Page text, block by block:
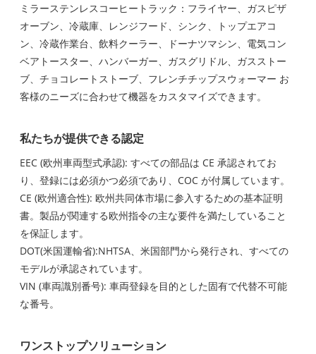
ミラーステンレスコーヒートラック：フライヤー、ガスピザ
オーブン、冷蔵庫、レンジフード、シンク、トップエアコ
ン、冷蔵作業台、飲料クーラー、ドーナツマシン、電気コン
ベアトースター、ハンバーガー、ガスグリドル、ガスストー
ブ、チョコレートストーブ、フレンチチップスウォーマー お
客様のニーズに合わせて機器をカスタマイズできます。
私たちが提供できる認定
EEC (欧州車両型式承認): すべての部品は CE 承認されてお
り、登録には必須かつ必須であり、COC が付属しています。
CE (欧州適合性): 欧州共同体市場に参入するための基本証明
書。製品が関連する欧州指令の主な要件を満たしていること
を保証します。
DOT(米国運輸省):NHTSA、米国部門から発行され、すべての
モデルが承認されています。
VIN (車両識別番号): 車両登録を目的とした固有で代替不可能
な番号。
ワンストップソリューション